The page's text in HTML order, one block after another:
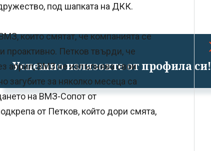
Успешно излязохте от профила си!
под шапката на ДКК.
които смятат, че компанията се
проактивно. Петков твърди, че
април, ВМЗ не изпълнява свои
загубите за няколко месеца са
на ВМЗ-Сопот от
от Петков, който дори смята,